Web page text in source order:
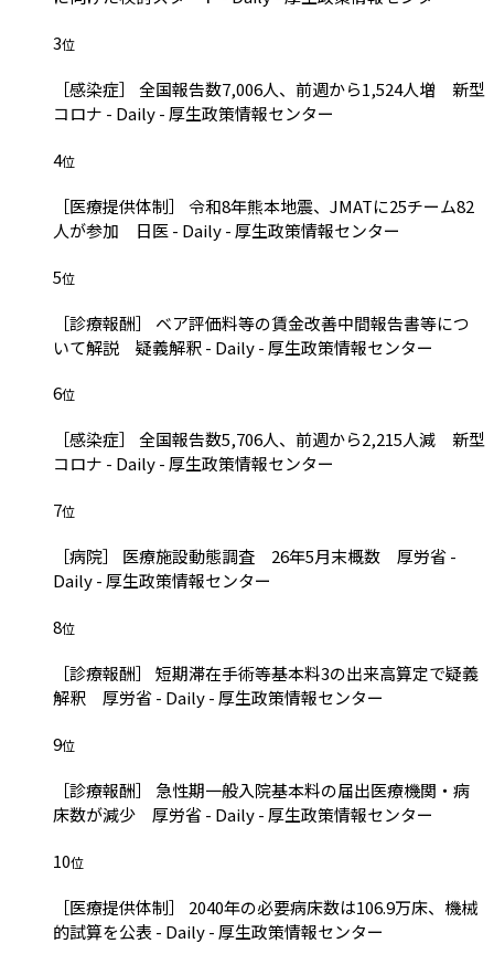
3位
［感染症］ 全国報告数7,006人、前週から1,524人増 新型
コロナ - Daily - 厚生政策情報センター
4位
［医療提供体制］ 令和8年熊本地震、JMATに25チーム82
人が参加 日医 - Daily - 厚生政策情報センター
5位
［診療報酬］ ベア評価料等の賃金改善中間報告書等につ
いて解説 疑義解釈 - Daily - 厚生政策情報センター
6位
［感染症］ 全国報告数5,706人、前週から2,215人減 新型
コロナ - Daily - 厚生政策情報センター
7位
［病院］ 医療施設動態調査 26年5月末概数 厚労省 -
Daily - 厚生政策情報センター
8位
［診療報酬］ 短期滞在手術等基本料3の出来高算定で疑義
解釈 厚労省 - Daily - 厚生政策情報センター
9位
［診療報酬］ 急性期一般入院基本料の届出医療機関・病
床数が減少 厚労省 - Daily - 厚生政策情報センター
10位
［医療提供体制］ 2040年の必要病床数は106.9万床、機械
的試算を公表 - Daily - 厚生政策情報センター